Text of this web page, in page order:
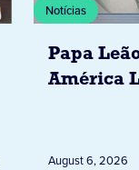
Notícias
Papa
América
Peru
August 6, 2026